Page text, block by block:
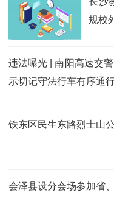
规校
违法曝光 | 南阳高速交
示切记守法行车有序通
铁东区民生东路烈士山
会泽县设分会场参加省